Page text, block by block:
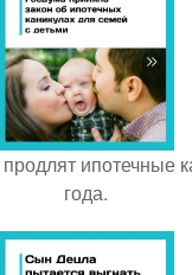
ипотечные
года.